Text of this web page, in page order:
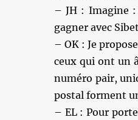
– JH : Imagine
gagner avec
– OK : Je
ceux qui ont un
numéro pair,
postal forment
– EL : Pour